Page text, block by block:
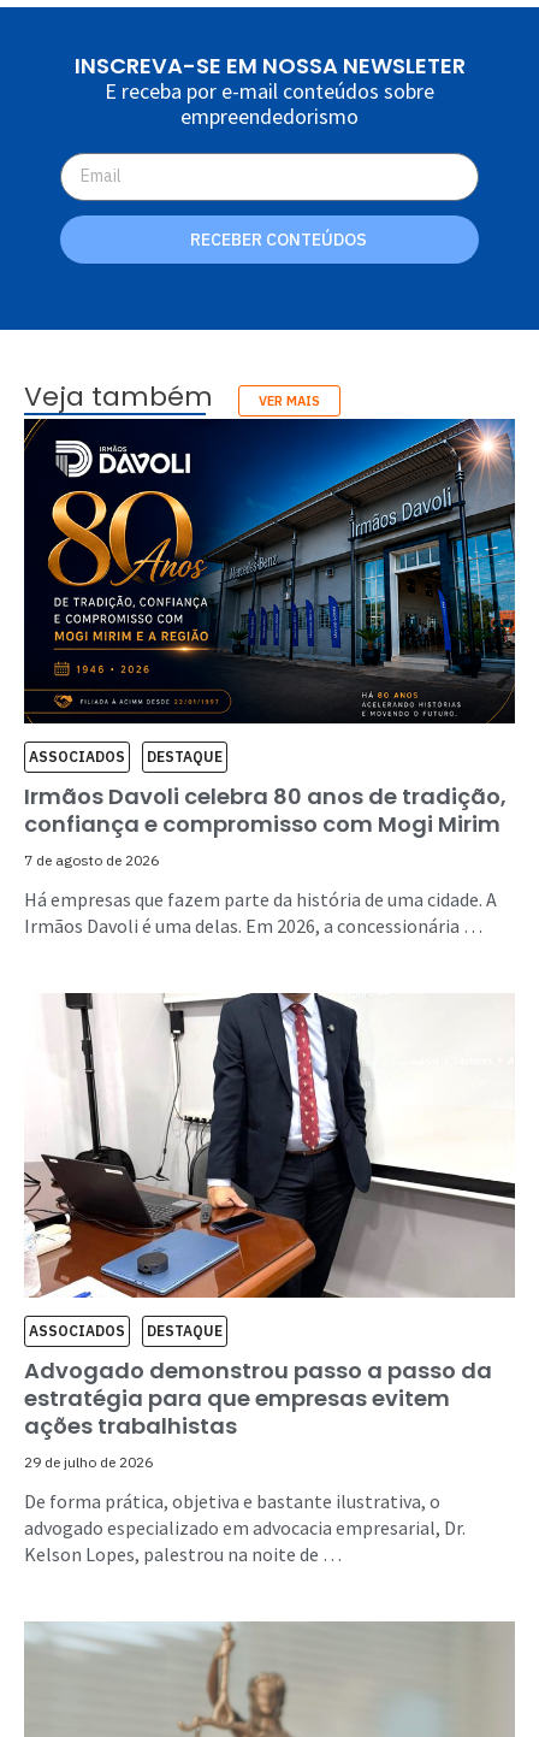
INSCREVA-SE EM NOSSA NEWSLETER
E receba por e-mail conteúdos sobre
empreendedorismo
RECEBER CONTEÚDOS
Veja também VER MAIS
ASSOCIADOS DESTAQUE
Irmãos Davoli celebra 80 anos de tradição,
confiança e compromisso com Mogi Mirim
7 de agosto de 2026
Há empresas que fazem parte da história de uma cidade. A
Irmãos Davoli é uma delas. Em 2026, a concessionária …
ASSOCIADOS DESTAQUE
Advogado demonstrou passo a passo da
estratégia para que empresas evitem
ações trabalhistas
29 de julho de 2026
De forma prática, objetiva e bastante ilustrativa, o
advogado especializado em advocacia empresarial, Dr.
Kelson Lopes, palestrou na noite de …